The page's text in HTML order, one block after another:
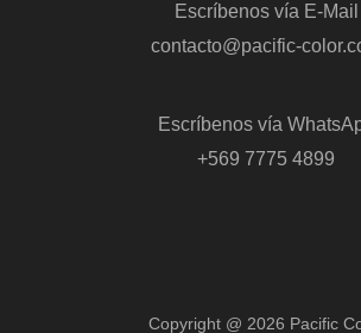
Escríbenos vía E-Mail
contacto@pacific-
Escríbenos vía
+569 7775 4899
Copyright @ 2026 Pacific